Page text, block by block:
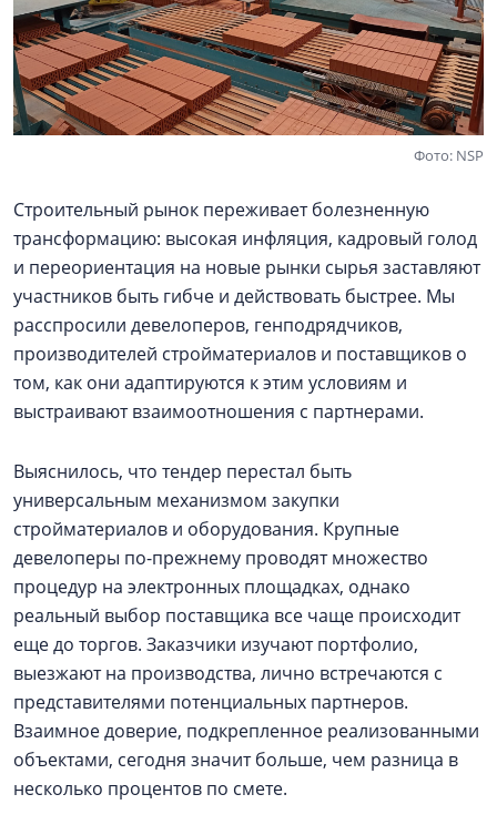
Фото: NSP
Строительный рынок переживает болезненную
трансформацию: высокая инфляция, кадровый голод
и переориентация на новые рынки сырья заставляют
участников быть гибче и действовать быстрее. Мы
расспросили девелоперов, генподрядчиков,
производителей стройматериалов и поставщиков о
том, как они адаптируются к этим условиям и
выстраивают взаимоотношения с партнерами.
Выяснилось, что тендер перестал быть
универсальным механизмом закупки
стройматериалов и оборудования. Крупные
девелоперы по-прежнему проводят множество
процедур на электронных площадках, однако
реальный выбор поставщика все чаще происходит
еще до торгов. Заказчики изучают портфолио,
выезжают на производства, лично встречаются с
представителями потенциальных партнеров.
Взаимное доверие, подкрепленное реализованными
объектами, сегодня значит больше, чем разница в
несколько процентов по смете.